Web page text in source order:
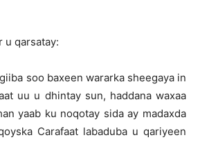
u qarsatay:
soo baxeen wararka sheegaya in
uu u dhintay sun, haddana waxaa
yaab ku noqotay sida ay madaxda
Carafaat labaduba u qariyeen